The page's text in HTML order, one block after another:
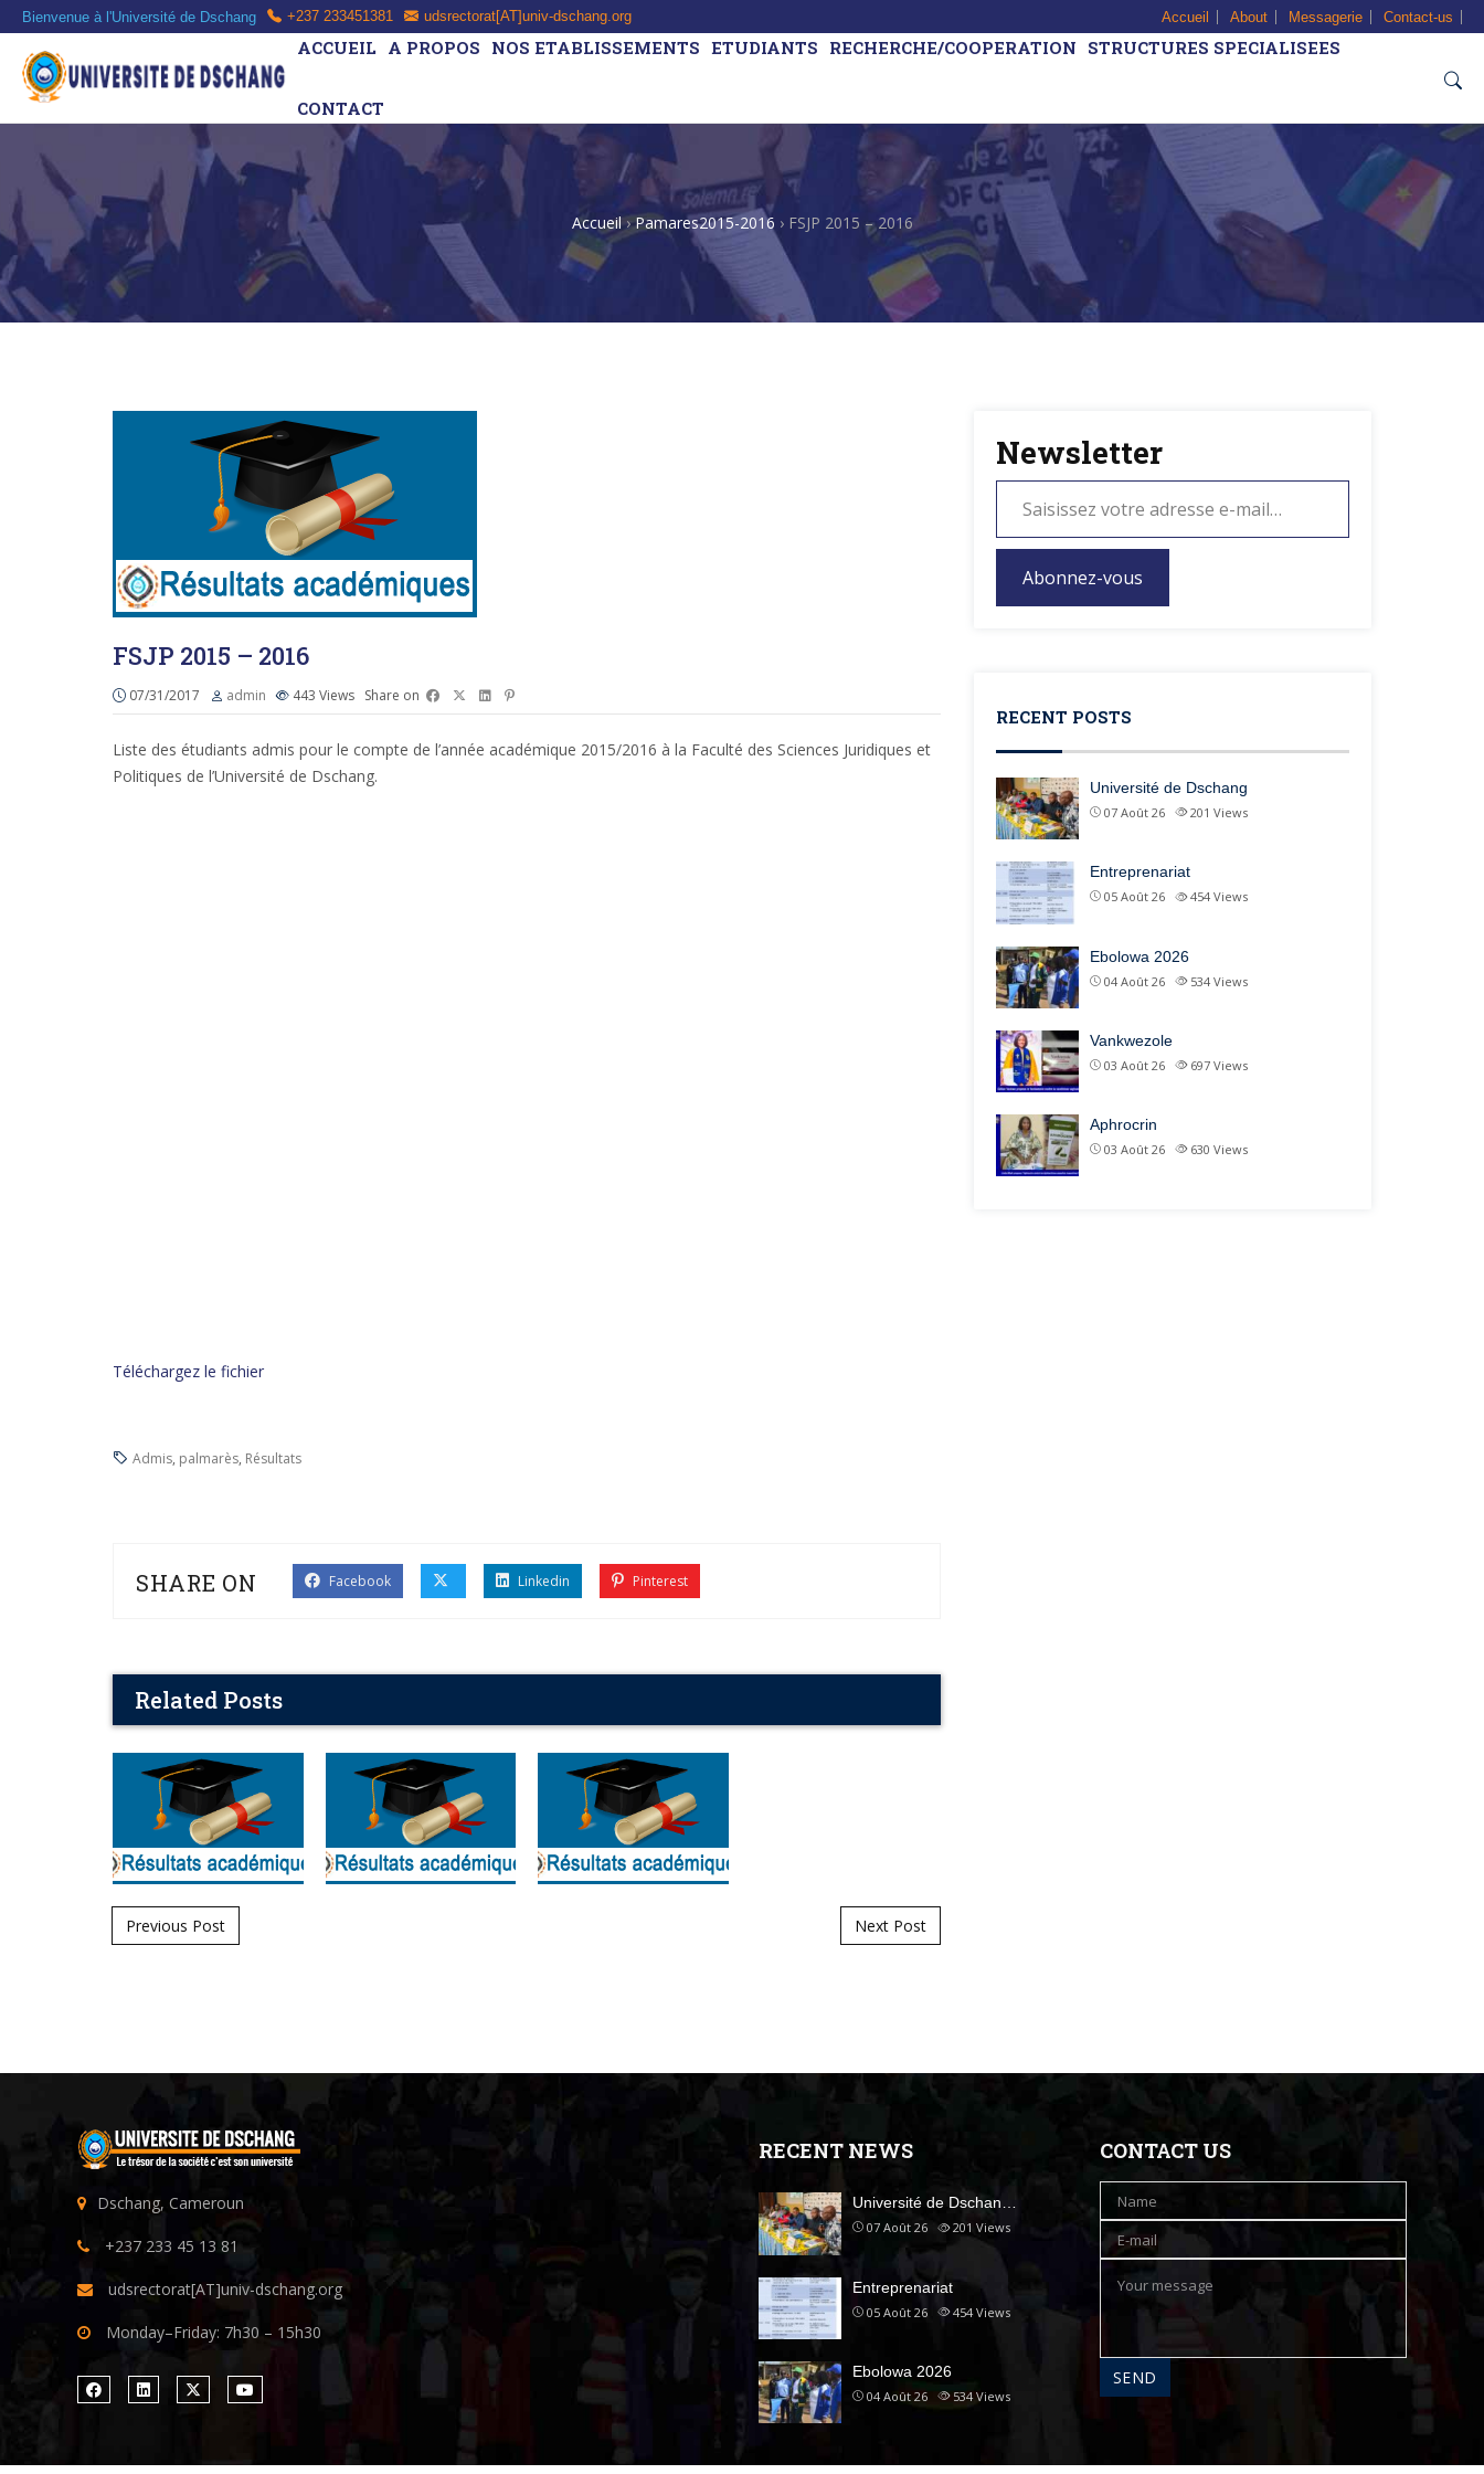
Bienvenue à l'Université de Dschang +237 233451381 udsrectorat[AT]univ-dschang.org Accueil About Messagerie Contact-us
ACCUEIL A PROPOS NOS ETABLISSEMENTS ETUDIANTS RECHERCHE/COOPERATION STRUCTURES SPECIALISEES
CONTACT
Accueil›Pamares2015-2016 › FSJP 2015 – 2016
FSJP 2015 – 2016
07/31/2017 admin 443 Views Share on
Liste des étudiants admis pour le compte de l’année académique 2015/2016 à la Faculté des Sciences Juridiques et
Politiques de l’Université de Dschang.
Téléchargez le fichier
Admis, palmarès, Résultats
SHARE ON Facebook Linkedin Pinterest
Related Posts
Post navigation
Previous Post Next Post
Newsletter
Abonnez-vous
RECENT POSTS
Université de Dschang
07 Août 26 201 Views
Entreprenariat
05 Août 26 454 Views
Ebolowa 2026
04 Août 26 534 Views
Vankwezole
03 Août 26 697 Views
Aphrocrin
03 Août 26 630 Views
Dschang, Cameroun
+237 233 45 13 81
udsrectorat[AT]univ-dschang.org
Monday–Friday: 7h30 – 15h30
RECENT NEWS
Université de Dschan…
07 Août 26 201 Views
Entreprenariat
05 Août 26 454Views
Ebolowa 2026
04 Août 26 534Views
CONTACT US